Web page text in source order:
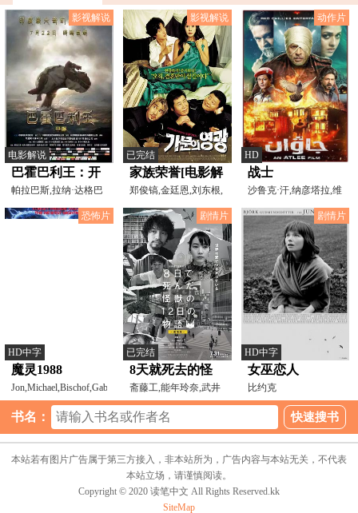
影视解说
电影解说
巴霍巴利王：开
端 Baahubali
The
帕拉巴斯,拉纳·达格巴
提,特曼娜·芭蒂亚,
影视解说
已完结
家族荣誉[电影解
说]
郑俊镐,金廷恩,刘东根,
崔俊勇,成志娄,陈熙
动作片
HD
战士
沙鲁克·汗,纳彦塔拉,维
杰·西图帕提,迪皮
恐怖片
HD中字
魔灵1988
Jon,Michael,Bischof,Gabriela,Hassel,Ceci
剧情片
已完结
8天就死去的怪
兽的12日谈 电影
版
斋藤工,能年玲奈,武井
壮,穗志萌香,樋口真嗣
剧情片
HD中字
女巫恋人
比约克
书名：
本站若有图片广告属于第三方接入，非本站所为，广告内容与本站无关，不代表
本站立场，请谨慎阅读。
Copyright © 2020 读笔中文 All Rights Reserved.kk
SiteMap